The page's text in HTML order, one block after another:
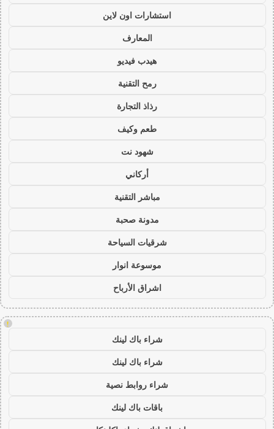
استشارات اون لاين
المعارف
هيدب فيديو
رمح التقنية
رذاذ التجارة
طعم وكيف
شهود نت
أركاني
مباشر التقنية
مدونة صحبة
شرقيات السياحة
موسوعة انوار
اشراق الأرباح
!
شراء باك لينك
شراء باك لينك
شراء روابط نصية
باقات باك لينك